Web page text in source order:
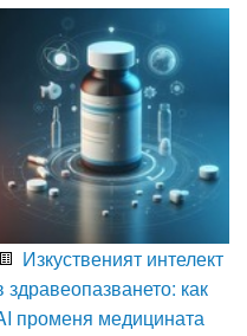
Изкуственият интелект
здравеопазването: как
променя медицината